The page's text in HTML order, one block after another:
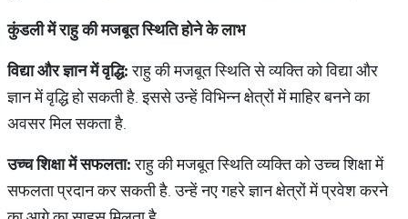
कुंडलीमेंराहुकीमजबूतस्थितिहोनेकेलाभ
विद्याऔरज्ञानमेंवृद्धि:राहु की मजबूत स्थिति से व्यक्ति को विद्या और
ज्ञान में वृद्धि हो सकती है. इससे उन्हें विभिन्न क्षेत्रों में माहिर बनने का
अवसर मिल सकता है.
उच्चशिक्षामेंसफलता:राहु की मजबूत स्थिति व्यक्ति को उच्च शिक्षा में
सफलता प्रदान कर सकती है. उन्हें नए गहरे ज्ञान क्षेत्रों में प्रवेश करने